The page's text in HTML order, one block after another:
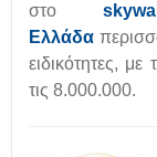
στο
Ελλάδα
ειδικότητες, με
τις 8.000.000.